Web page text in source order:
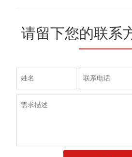
请留下您的联系